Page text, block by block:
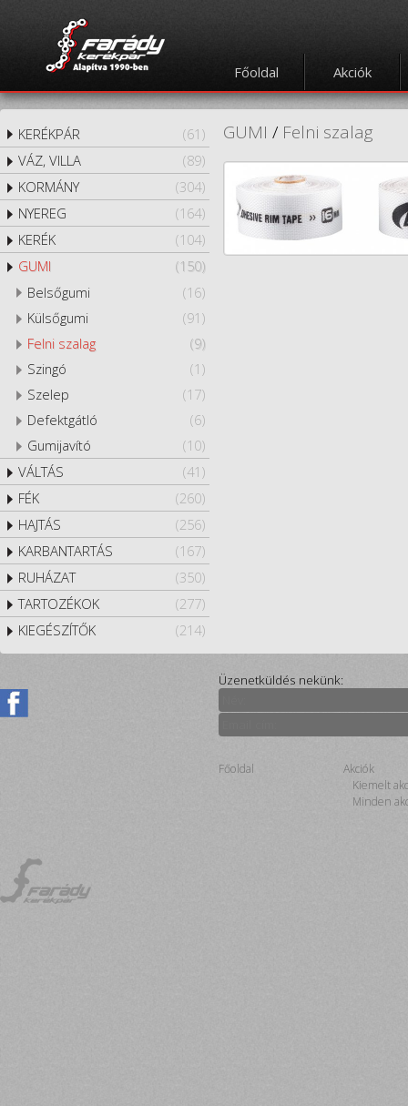
Főoldal Akciók
(61)
KERÉKPÁR
(89)
VÁZ, VILLA
(304)
KORMÁNY
(164)
NYEREG
(104)
KERÉK
(150)
GUMI
(16)
Belsőgumi
(91)
Külsőgumi
(9)
Felni szalag
(1)
Szingó
(17)
Szelep
(6)
Defektgátló
(10)
Gumijavító
(41)
VÁLTÁS
(260)
FÉK
(256)
HAJTÁS
(167)
KARBANTARTÁS
(350)
RUHÁZAT
(277)
TARTOZÉKOK
(214)
KIEGÉSZÍTŐK
GUMI / Felni szalag
Üzenetküldés nekünk:
Főoldal
Akciók
Kiemelt
Minden